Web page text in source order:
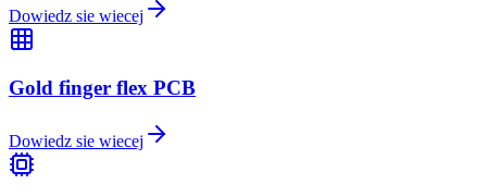
Dowiedz sie wiecej
Gold finger flex PCB
Dowiedz sie wiecej